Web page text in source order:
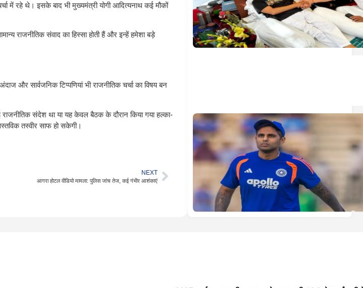
में रहे थे। इसके बाद भी मुख्यमंत्री योगी आदित्यनाथ कई मौकों
राजनीतिक संवाद का हिस्सा होती हैं और इन्हें हमेशा बड़े
और सार्वजनिक टिप्पणियां भी राजनीतिक चर्चा का विषय बन
राजनीतिक संदेश था या यह केवल बैठक के दौरान किया गया हल्का-
तस्वीर साफ हो सकेगी।
NEXT
आगरा होटल वीडियो मामला: पुलिस जांच तेज, कई गंभीर आशंकाएं